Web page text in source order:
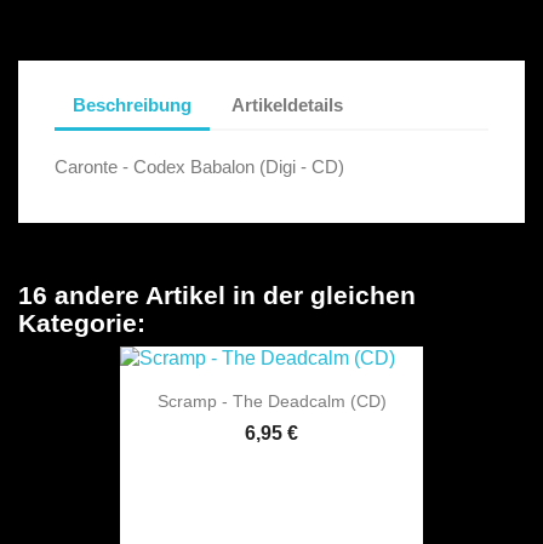
Beschreibung Artikeldetails
Caronte - Codex Babalon (Digi - CD)
16 andere Artikel in der gleichen
Kategorie:
Scramp - The Deadcalm (CD)
6,95 €